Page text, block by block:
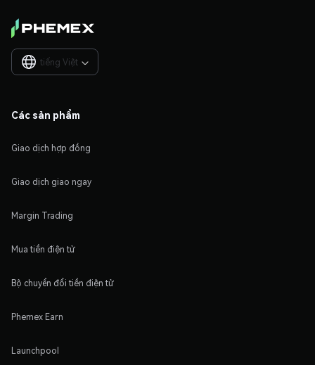
tiếng Việt 
Các sản phẩm
Giao dịch hợp đồng
Giao dịch giao ngay
Margin Trading
Mua tiền điện tử
Bộ chuyển đổi tiền điện tử
Phemex Earn
Launchpool